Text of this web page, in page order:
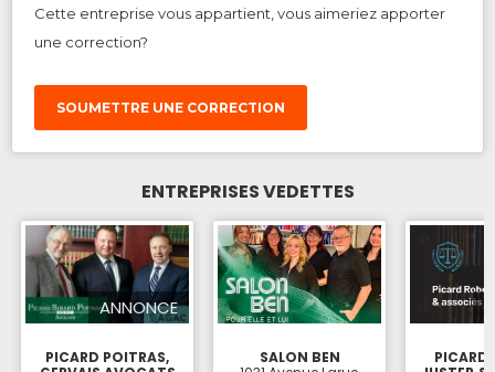
Cette entreprise vous appartient, vous aimeriez apporter
une correction?
SOUMETTRE UNE CORRECTION
ENTREPRISES VEDETTES
ANNONCE
PICARD POITRAS,
SALON BEN
PICARD